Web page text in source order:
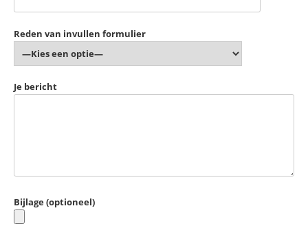
Reden van invullen formulier
Je bericht
Bijlage (optioneel)